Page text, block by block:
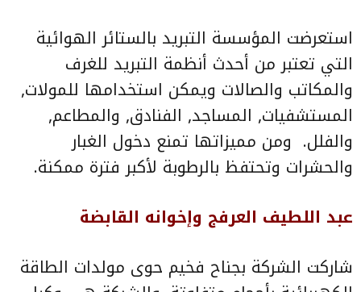
استعرضت المؤسسة التبريد بالستائر الهوائية
التي تعتبر من أحدث أنظمة التبريد للغرف
والمكاتب والصالات ويمكن استخدامها للمولات,
المستشفيات, المساجد, الفنادق, والمطاعم,
والفلل. ومن مميزاتها تمنع دخول الغبار
والحشرات وتحتفظ بالرطوبة لأكبر فترة ممكنة.
عبد اللطيف العرفج وإخوانه القابضة
شاركت الشركة بجناح فخيم حوى مولدات الطاقة